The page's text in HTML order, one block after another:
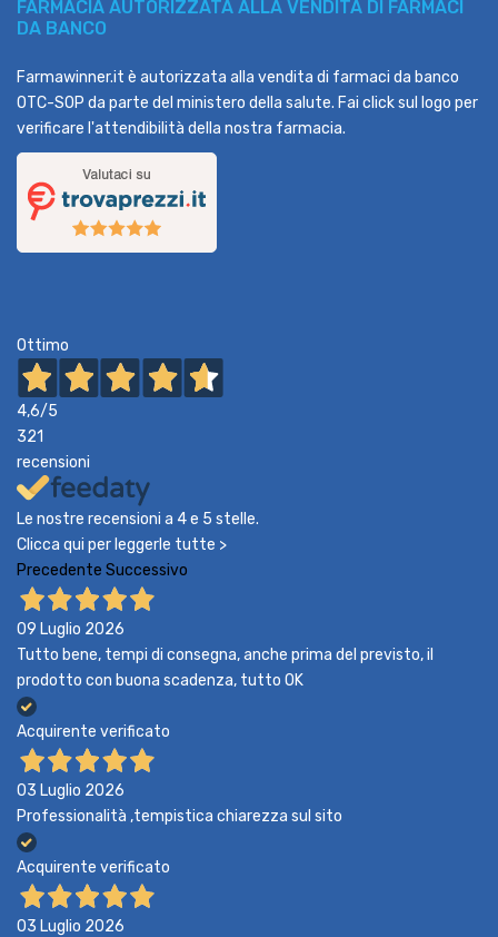
FARMACIA AUTORIZZATA ALLA VENDITA DI FARMACI
DA BANCO
Farmawinner.it è autorizzata alla vendita di farmaci da banco
OTC-SOP da parte del ministero della salute. Fai click sul logo per
verificare l'attendibilità della nostra farmacia.
Ottimo
4,6/5
321
recensioni
Le nostre recensioni a 4 e 5 stelle.
Clicca qui per leggerle tutte >
Precedente Successivo
09 Luglio 2026
Tutto bene, tempi di consegna, anche prima del previsto, il
prodotto con buona scadenza, tutto OK
Acquirente verificato
03 Luglio 2026
Professionalità ,tempistica chiarezza sul sito
Acquirente verificato
03 Luglio 2026